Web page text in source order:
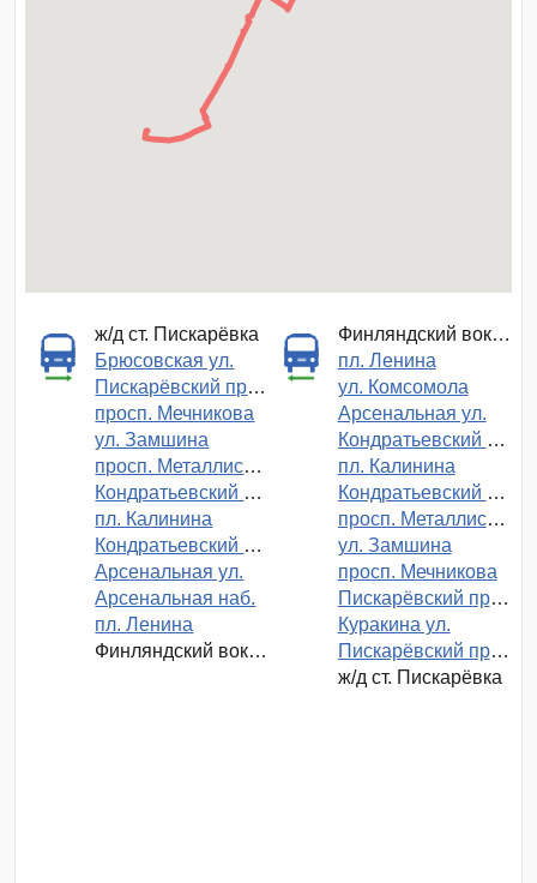
ж/д ст. Пискарёвка
Брюсовская ул.
Пискарёвский просп.
просп. Мечникова
ул. Замшина
просп. Металлистов
Кондратьевский просп.
пл. Калинина
Кондратьевский просп.
Арсенальная ул.
Арсенальная наб.
пл. Ленина
Финляндский вокзал
Финляндский вокзал
пл. Ленина
ул. Комсомола
Арсенальная ул.
Кондратьевский просп.
пл. Калинина
Кондратьевский просп.
просп. Металлистов
ул. Замшина
просп. Мечникова
Пискарёвский просп.
Куракина ул.
Пискарёвский просп.
ж/д ст. Пискарёвка